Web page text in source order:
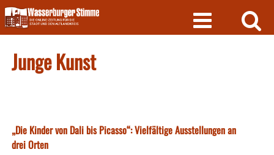
Skip
to
content
Junge Kunst
„Die Kinder von Dali bis Picasso“: Vielfältige Ausstellungen an
drei Orten